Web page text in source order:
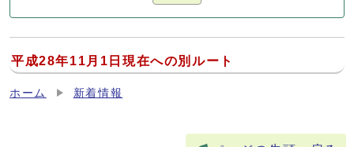
平成28年11月1日現在への別ルート
ホーム 新着情報